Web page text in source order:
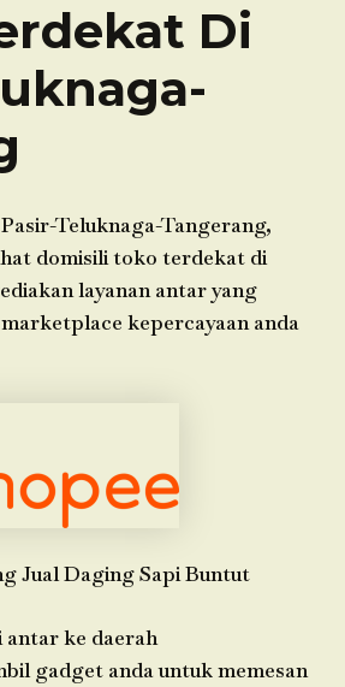
Di
Teluknaga-Tangerang,
domisili toko terdekat di
layanan antar yang
kepercayaan anda
Jual Daging Sapi Buntut
antar ke daerah
gadget anda untuk memesan